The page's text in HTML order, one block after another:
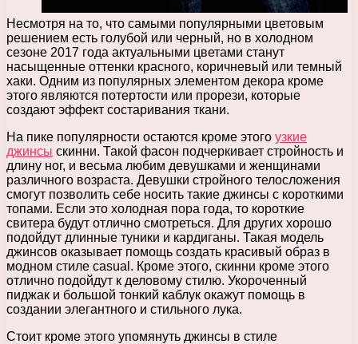
Несмотря на то, что самыми популярными цветовым
решением есть голубой или черный, но в холодном
сезоне 2017 года актуальными цветами станут
насыщенные оттенки красного, коричневый или темный
хаки. Одним из популярных элементом декора кроме
этого являются потертости или прорези, которые
создают эффект состаривания ткани.
На пике популярности остаются кроме этого узкие
джинсы скинни. Такой фасон подчеркивает стройность и
длину ног, и весьма любим девушками и женщинами
различного возраста. Девушки стройного телосложения
смогут позволить себе носить такие джинсы с короткими
топами. Если это холодная пора года, то короткие
свитера будут отлично смотреться. Для других хорошо
подойдут длинные туники и кардиганы. Такая модель
джинсов оказывает помощь создать красивый образ в
модном стиле casual. Кроме этого, скинни кроме этого
отлично подойдут к деловому стилю. Укороченный
пиджак и большой тонкий каблук окажут помощь в
создании элегантного и стильного лука.
Стоит кроме этого упомянуть джинсы в стиле